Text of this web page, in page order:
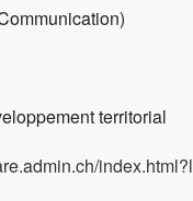
territorial